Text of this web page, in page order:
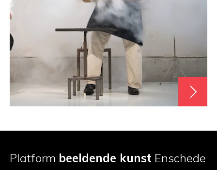
Platform beeldende kunst Enschede